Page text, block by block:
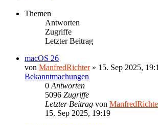
Themen
Antworten
Zugriffe
Letzter Beitrag
macOS 26
von ManfredRichter» 15. Sep 2025,
Bekanntmachungen
0 Antworten
5096 Zugriffe
Letzter Beitrag von
15. Sep 2025, 19:19